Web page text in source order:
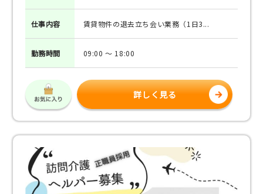
仕事内容 賃貸物件の退去立ち会い業務（1日3...
勤務時間 09:00 ～ 18:00
詳しく見る